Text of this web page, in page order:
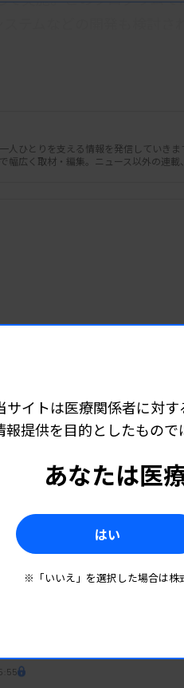
人ひとりを支える情報を発信していき
広く取材・編集。ニュース以外の連載
感染性ぶどう膜炎病原体
ラブル開発企業に出資
サイトは医療関係者に対す
提供を目的としたもので
あなたは医
はい
※「いいえ」を選択した場合は株